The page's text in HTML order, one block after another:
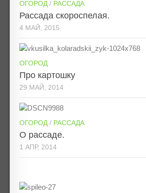
ОГОРОД / РАССАДА
Рассада скороспелая.
4 МАЙ, 2015
ОГОРОД
Про картошку
29 МАЙ, 2014
ОГОРОД / РАССАДА
О рассаде.
1 АПР, 2014